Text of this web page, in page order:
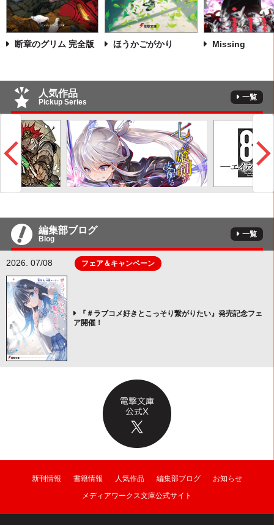
断章のグリム 完全版 ほうかごがかり Missing
人気作品
Pickup Series
一覧
編集部ブログ
Blog
一覧
2026. 07/08 フェア＆キャンペーン
『＃ラブコメ好きとこっそり繋がりたい』発売記念フェ
ア開催！
新刊情報 書籍情報 人気作品 編集部ブログ
お知らせ
メディアワークス文庫公式サイト